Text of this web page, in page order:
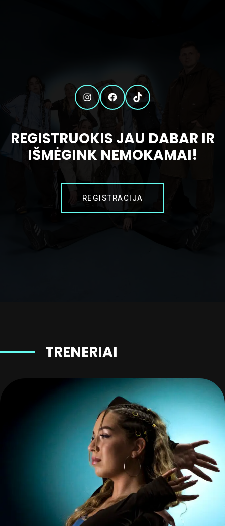
Instagram Facebook TikTok
REGISTRUOKIS JAU DABAR IR
IŠMĖGINK NEMOKAMAI!
REGISTRACIJA
TRENERIAI